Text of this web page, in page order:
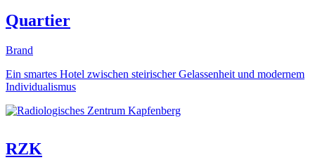
Quartier
Brand
Ein smartes Hotel zwischen steirischer Gelassenheit und modernem
Individualismus
RZK